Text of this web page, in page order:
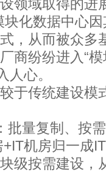
领域取得的进
块化数据中心
，从而被众多
商纷纷进入“
人心。
于传统建设模
批量复制、按
机房归一成
级按需建设，